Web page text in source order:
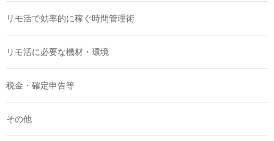
リモ活で効率的に稼ぐ時間管理術
リモ活に必要な機材・環境
税金・確定申告等
その他